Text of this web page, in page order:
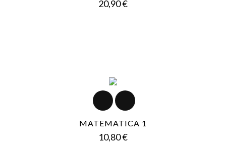
20,90 €Prezzo
MATEMATICA 1
10,80 €Prezzo